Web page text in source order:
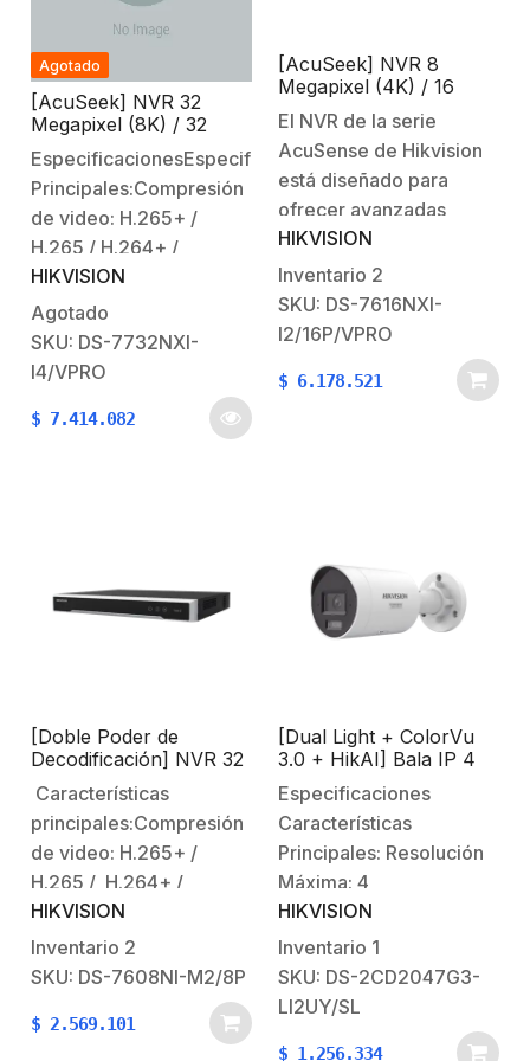
con navegadores…
Agotado
[AcuSeek] NVR 32
Megapixel (8K) / 32
Canales IP / ACUSENSE
/ Reconocimiento Facial
/ POS / 4 Bahías de
Disco Duro / HDMI en
4K / Alarmas I/O
EspecificacionesEspecifícacionesCaracterísticas
Principales:Compresión
de video: H.265+ /
H.265 / H.264+ /
H.264.Reconocimiento
facial de hasta 16
canalesFunciones
AcuSearch y AcuSeek
canalesSoporta 4 HDD´s
Connect (P2P)
(https://appstore.hikvision.com/).Características
388 ×…
HIKVISION
Agotado
SKU: DS-7732NXI-
I4/VPRO
$ 7.414.082
[AcuSeek] NVR 8
Megapixel (4K) / 16
Canales IP / 16 Puertos
PoE+ / ACUSENSE /
Reconocimiento Facial /
POS / 2 Bahías de Disco
Duro / HDMI en 4K /
Alarmas I/O
El NVR de la serie
AcuSense de Hikvision
está diseñado para
ofrecer avanzadas
capacidades de
grabación y análisis
mediante algoritmos de
aprendizaje profundo.
Este grabador permite
gestionar una amplia
significativamente la…
HIKVISION
Inventario 2
SKU: DS-7616NXI-
I2/16P/VPRO
$ 6.178.521
[Doble Poder de
Decodificación] NVR 32
Megapixel (8K) / 8
Canales IP / 8 Puertos
PoE / Soporta Cámaras
con AcuSense / 2
Bahías de Disco Duro /
HDMI en 8K / Soporta
POS
Características
principales:Compresión
de video: H.265+ /
H.265 / H.264+ /
H.264.8 Puertos PoE
(soporta estándar af /
at).120 watts total en sus
mouse USB para operar
HIKVISION
Inventario 2
SKU: DS-7608NI-M2/8P
$ 2.569.101
[Dual Light + ColorVu
3.0 + HikAI] Bala IP 4
Megapixel / Lente 2.8
mm / 40 mts Luz Blanca
/ 2 Microfonos
Integrados / Exterior
IP67 / Estrobo Luz
Blanca / WDR 130 dB /
ACUSENSE 3.0 / Metal /
NEMA 4X /
ACUSEARCH
Especificaciones
Características
Principales: Resolución
Máxima: 4
Megapixel.Iluminación
mínima: 0.0005 Lux @
(F1.0, AGC ON)Lente
fijo: 2.8mm (Ángulo de
apertura 108.8°)40 m de
HIKVISION
Inventario 1
SKU: DS-2CD2047G3-
LI2UY/SL
$ 1.256.334